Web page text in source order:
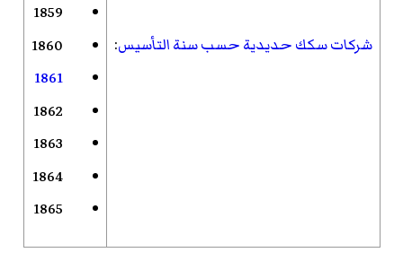
شركات سكك حديدية حسب سنة التأسيس:
1859
1860
1861
1862
1863
1864
1865